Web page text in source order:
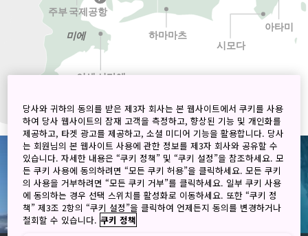
미에
주부 국제공항
이세 시마에
하마마츠
아타미
시모다
당사와 귀하의 동의를 받은 제3자 회사는 본 웹사이트에서 쿠키를 사용
하여 당사 웹사이트의 잠재 고객을 측정하고, 향상된 기능 및 개인화를
제공하고, 타겟 광고를 제공하고, 소셜 미디어 기능을 활용합니다. 당사
는 회원님의 본 웹사이트 사용에 관한 정보를 제3자 회사와 공유할 수
있습니다. 자세한 내용은 “쿠키 정책” 및 “쿠키 설정”을 참조하세요. 모
든 쿠키 사용에 동의하려면 “모든 쿠키 허용”을 클릭하세요. 모든 쿠키
의 사용을 거부하려면 “모든 쿠키 거부”를 클릭하세요. 일부 쿠키 사용
에 동의하는 경우 선택 스위치를 활성화로 이동하세요. 또한 “쿠키 정
책” 제3조 2항의 “쿠키 설정”을 클릭하여 언제든지 동의를 변경하거나
철회할 수 있습니다. 쿠키 정책